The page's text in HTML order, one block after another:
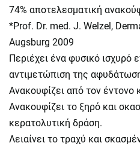
74% αποτελεσματική
*Prof. Dr. med. J. Welzel,
Augsburg 2009
Περιέχει ένα φυσικό ισχυρό
αντιμετώπιση της
Ανακουφίζει από τον έντονο
Ανακουφίζει το ξηρό και
κερατολυτική δράση.
Λειαίνει το τραχύ και